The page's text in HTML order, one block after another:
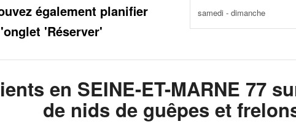
également planifier
'Réserver'
samedi - dimanche
en SEINE-ET-MARNE 77
de nids de guêpes et